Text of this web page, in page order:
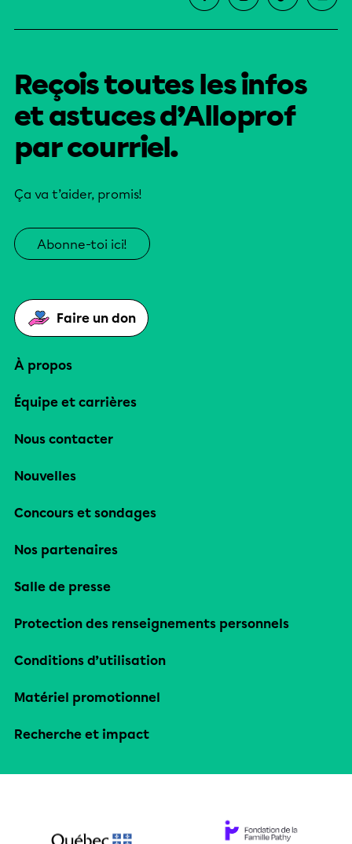
Reçois toutes les infos
et astuces d’Alloprof
par courriel.
Ça va t’aider, promis!
Abonne-toi ici!
Faire un don
À propos
Équipe et carrières
Nous contacter
Nouvelles
Concours et sondages
Nos partenaires
Salle de presse
Protection des renseignements personnels
Conditions d’utilisation
Matériel promotionnel
Recherche et impact